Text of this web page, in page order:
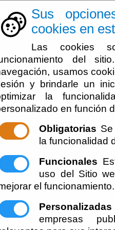
Sus
cookies en
Las cookies
del
usamos
y brindarle un
la
en función
Obligatorias
la funcionalidad
Funcionales
uso del Sitio
el funcionamiento.
Personalizadas
empresas
El
CONTRATACIÓN TEMPORAL
PLAZO DE SOLICITUD: 16-03-2024 AL 20-
ALCALDÍA
IV". PLAZO
2024